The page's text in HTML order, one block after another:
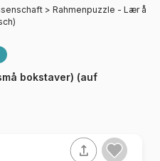
> Rahmenpuzzle - Lær å
bokstaver) (auf